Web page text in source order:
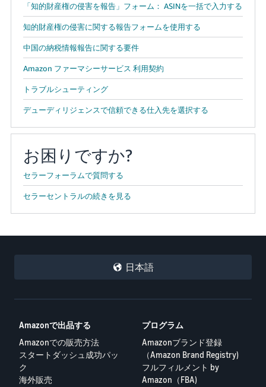
「知的財産権の侵害を報告」フォーム： ASINを一括で入力する
知的財産権の侵害に関する報告フォームを使用する
中国の納税情報報告に関する要件
Amazon ファーマシーサービス 利用契約
トラブルシューティング
デューディリジェンスで信頼できる仕入先を選択する
お困りですか?
セラーフォーラムで質問する
セラーセントラルの続きを見る
日本語
Amazonで出品する
Amazonでの販売方法
スタートダッシュ成功パッ
ク
海外販売
プログラム
Amazonブランド登録
（Amazon Brand Registry)
フルフィルメント by
Amazon（FBA)